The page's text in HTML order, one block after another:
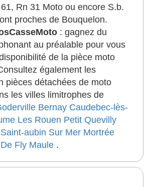
Rn 31 Moto ou encore S.b.
proches de Bouquelon.
: gagnez du
au préalable pour vous
de la pièce moto
également les
pièces détachées de moto
les villes limitrophes de
Bernay Caudebec-lès-
Les Rouen Petit Quevilly
Saint-aubin Sur Mer Mortrée
Fly Maule .